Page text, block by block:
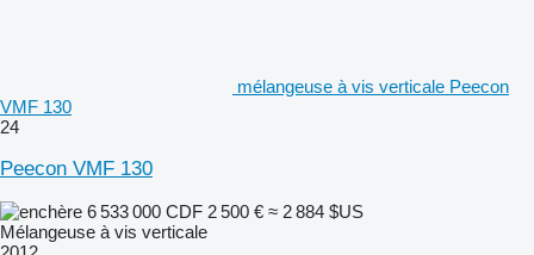
mélangeuse à vis verticale Peecon
VMF 130
24
Peecon VMF 130
6 533 000 CDF 2 500 € ≈ 2 884 $US
Mélangeuse à vis verticale